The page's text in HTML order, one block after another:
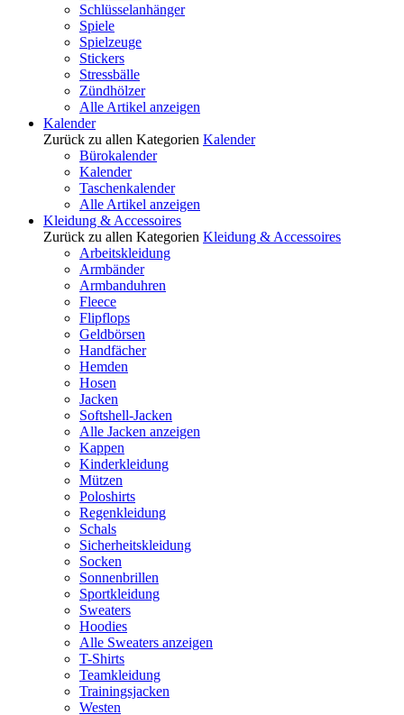
Schlüsselanhänger
Spiele
Spielzeuge
Stickers
Stressbälle
Zündhölzer
Alle Artikel anzeigen
Kalender
Zurück zu allen Kategorien Kalender
Bürokalender
Kalender
Taschenkalender
Alle Artikel anzeigen
Kleidung & Accessoires
Zurück zu allen Kategorien Kleidung & Accessoires
Arbeitskleidung
Armbänder
Armbanduhren
Fleece
Flipflops
Geldbörsen
Handfächer
Hemden
Hosen
Jacken
Softshell-Jacken
Alle Jacken anzeigen
Kappen
Kinderkleidung
Mützen
Poloshirts
Regenkleidung
Schals
Sicherheitskleidung
Socken
Sonnenbrillen
Sportkleidung
Sweaters
Hoodies
Alle Sweaters anzeigen
T-Shirts
Teamkleidung
Trainingsjacken
Westen